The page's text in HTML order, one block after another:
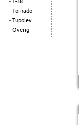
T-38
Tornado
Tupolev
Overig